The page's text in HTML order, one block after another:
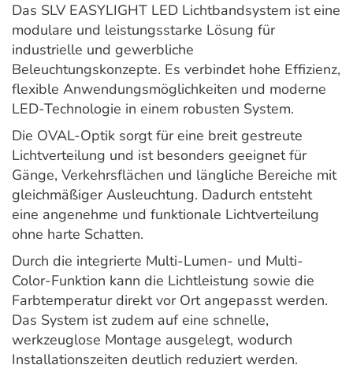
Das SLV EASYLIGHT LED Lichtbandsystem ist eine
modulare und leistungsstarke Lösung für
industrielle und gewerbliche
Beleuchtungskonzepte. Es verbindet hohe Effizienz,
flexible Anwendungsmöglichkeiten und moderne
LED-Technologie in einem robusten System.
Die OVAL-Optik sorgt für eine breit gestreute
Lichtverteilung und ist besonders geeignet für
Gänge, Verkehrsflächen und längliche Bereiche mit
gleichmäßiger Ausleuchtung. Dadurch entsteht
eine angenehme und funktionale Lichtverteilung
ohne harte Schatten.
Durch die integrierte Multi-Lumen- und Multi-
Color-Funktion kann die Lichtleistung sowie die
Farbtemperatur direkt vor Ort angepasst werden.
Das System ist zudem auf eine schnelle,
werkzeuglose Montage ausgelegt, wodurch
Installationszeiten deutlich reduziert werden.